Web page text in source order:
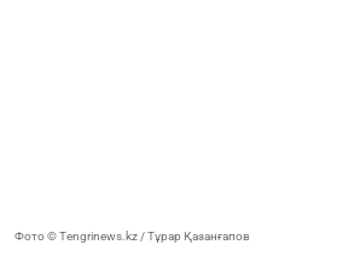
Фото © Tengrinews.kz / Тұрар Қазанғапов